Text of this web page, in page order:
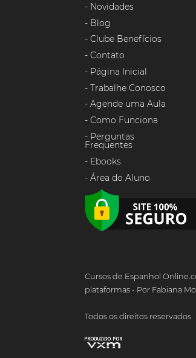
Novidades
Blog
Clube Benefícios
Contato
Página Inicial
Trabalhe Conosco
Agende uma Aula
Como Funciona
Perguntas
Frequentes
Ebooks
Área do Aluno
Cursos de Espanhol
plataformas - Por Fabiana
Todos os direitos reservados